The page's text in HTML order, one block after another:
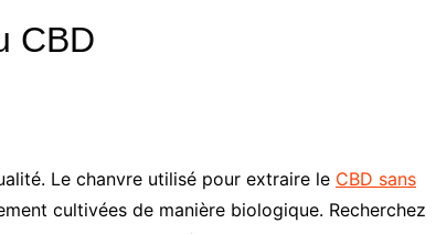
CBD
Le chanvre utilisé pour extraire le CBD sans
cultivées de manière biologique. Recherchez